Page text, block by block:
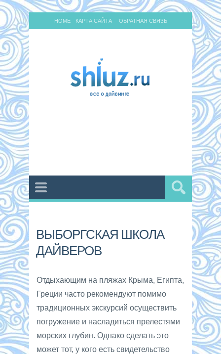
HOME КАРТА САЙТА ОБРАТНАЯ СВЯЗЬ
ВЫБОРГСКАЯ ШКОЛА
ДАЙВЕРОВ
Отдыхающим на пляжах Крыма, Египта,
Греции часто рекомендуют помимо
традиционных экскурсий осуществить
погружение и насладиться прелестями
морских глубин. Однако сделать это
может тот, у кого есть свидетельство